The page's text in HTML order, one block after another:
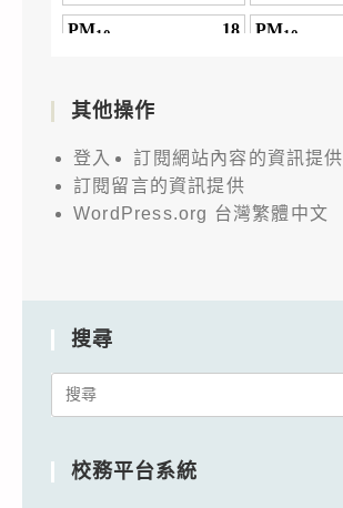
其他操作
登入
訂閱網站內容的資訊提供
訂閱留言的資訊提供
WordPress.org 台灣繁體中文
搜尋
Search
校務平台系統